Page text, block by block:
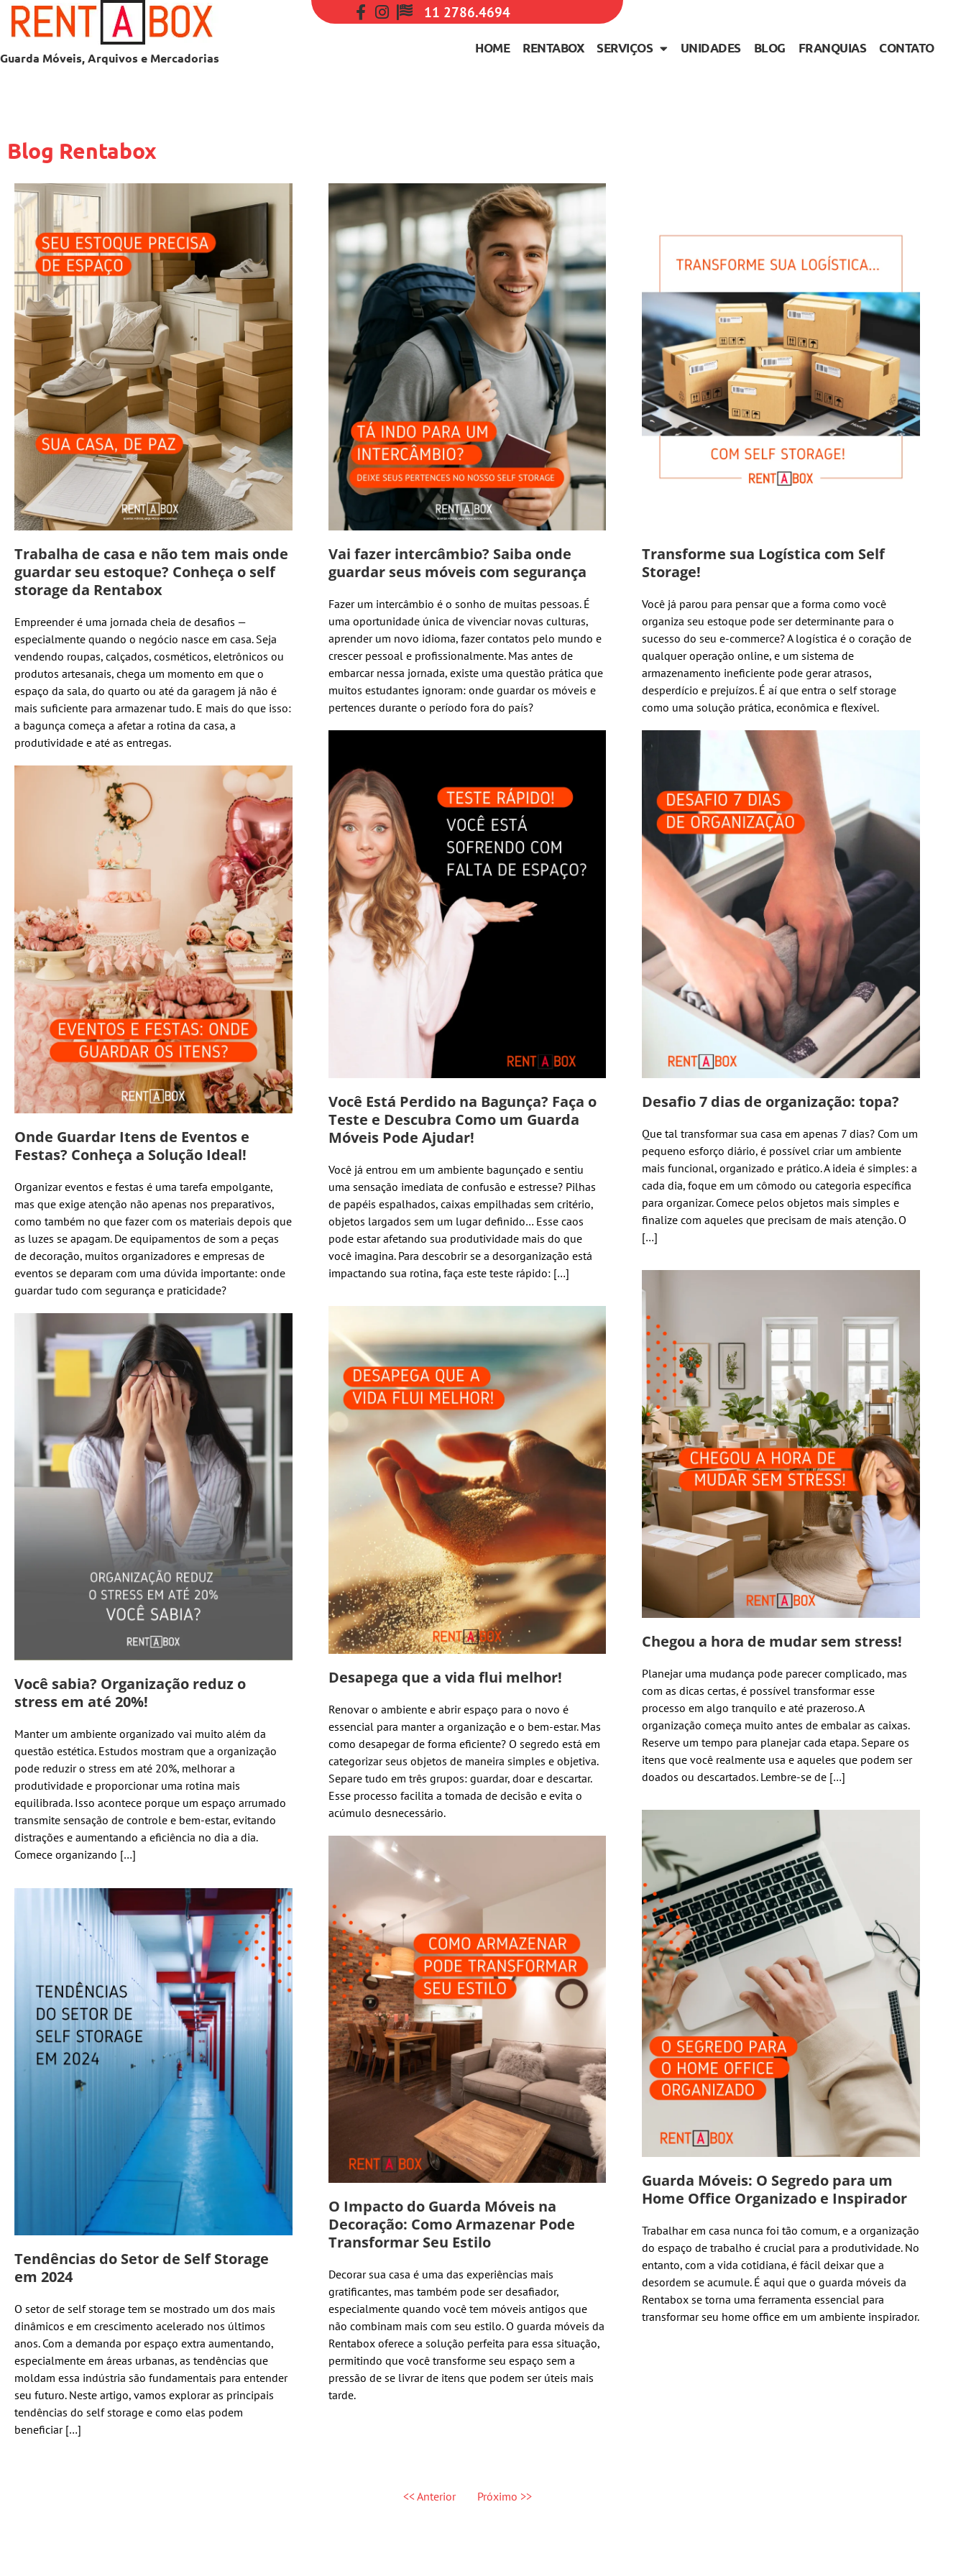
11 2786.4694
Guarda Móveis, Arquivos e Mercadorias
HOME RENTABOX SERVIÇOS UNIDADES BLOG FRANQUIAS CONTATO
Blog Rentabox
Trabalha de casa e não tem mais onde
guardar seu estoque? Conheça o self
storage da Rentabox
Empreender é uma jornada cheia de desafios —
especialmente quando o negócio nasce em casa. Seja
vendendo roupas, calçados, cosméticos, eletrônicos ou
produtos artesanais, chega um momento em que o
espaço da sala, do quarto ou até da garagem já não é
mais suficiente para armazenar tudo. E mais do que isso:
a bagunça começa a afetar a rotina da casa, a
produtividade e até as entregas.
Vai fazer intercâmbio? Saiba onde
guardar seus móveis com segurança
Fazer um intercâmbio é o sonho de muitas pessoas. É
uma oportunidade única de vivenciar novas culturas,
aprender um novo idioma, fazer contatos pelo mundo e
crescer pessoal e profissionalmente. Mas antes de
embarcar nessa jornada, existe uma questão prática que
muitos estudantes ignoram: onde guardar os móveis e
pertences durante o período fora do país?
Transforme sua Logística com Self
Storage!
Você já parou para pensar que a forma como você
organiza seu estoque pode ser determinante para o
sucesso do seu e-commerce? A logística é o coração de
qualquer operação online, e um sistema de
armazenamento ineficiente pode gerar atrasos,
desperdício e prejuízos. É aí que entra o self storage
como uma solução prática, econômica e flexível.
Onde Guardar Itens de Eventos e
Festas? Conheça a Solução Ideal!
Organizar eventos e festas é uma tarefa empolgante,
mas que exige atenção não apenas nos preparativos,
como também no que fazer com os materiais depois que
as luzes se apagam. De equipamentos de som a peças
de decoração, muitos organizadores e empresas de
eventos se deparam com uma dúvida importante: onde
guardar tudo com segurança e praticidade?
Você Está Perdido na Bagunça? Faça o
Teste e Descubra Como um Guarda
Móveis Pode Ajudar!
Você já entrou em um ambiente bagunçado e sentiu
uma sensação imediata de confusão e estresse? Pilhas
de papéis espalhados, caixas empilhadas sem critério,
objetos largados sem um lugar definido… Esse caos
pode estar afetando sua produtividade mais do que
você imagina. Para descobrir se a desorganização está
impactando sua rotina, faça este teste rápido: […]
Desafio 7 dias de organização: topa?
Que tal transformar sua casa em apenas 7 dias? Com um
pequeno esforço diário, é possível criar um ambiente
mais funcional, organizado e prático. A ideia é simples: a
cada dia, foque em um cômodo ou categoria específica
para organizar. Comece pelos objetos mais simples e
finalize com aqueles que precisam de mais atenção. O
[…]
Você sabia? Organização reduz o
stress em até 20%!
Manter um ambiente organizado vai muito além da
questão estética. Estudos mostram que a organização
pode reduzir o stress em até 20%, melhorar a
produtividade e proporcionar uma rotina mais
equilibrada. Isso acontece porque um espaço arrumado
transmite sensação de controle e bem-estar, evitando
distrações e aumentando a eficiência no dia a dia.
Comece organizando […]
Desapega que a vida flui melhor!
Renovar o ambiente e abrir espaço para o novo é
essencial para manter a organização e o bem-estar. Mas
como desapegar de forma eficiente? O segredo está em
categorizar seus objetos de maneira simples e objetiva.
Separe tudo em três grupos: guardar, doar e descartar.
Esse processo facilita a tomada de decisão e evita o
acúmulo desnecessário.
Chegou a hora de mudar sem stress!
Planejar uma mudança pode parecer complicado, mas
com as dicas certas, é possível transformar esse
processo em algo tranquilo e até prazeroso. A
organização começa muito antes de embalar as caixas.
Reserve um tempo para planejar cada etapa. Separe os
itens que você realmente usa e aqueles que podem ser
doados ou descartados. Lembre-se de […]
Tendências do Setor de Self Storage
em 2024
O setor de self storage tem se mostrado um dos mais
dinâmicos e em crescimento acelerado nos últimos
anos. Com a demanda por espaço extra aumentando,
especialmente em áreas urbanas, as tendências que
moldam essa indústria são fundamentais para entender
seu futuro. Neste artigo, vamos explorar as principais
tendências do self storage e como elas podem
beneficiar […]
O Impacto do Guarda Móveis na
Decoração: Como Armazenar Pode
Transformar Seu Estilo
Decorar sua casa é uma das experiências mais
gratificantes, mas também pode ser desafiador,
especialmente quando você tem móveis antigos que
não combinam mais com seu estilo. O guarda móveis da
Rentabox oferece a solução perfeita para essa situação,
permitindo que você transforme seu espaço sem a
pressão de se livrar de itens que podem ser úteis mais
tarde.
Guarda Móveis: O Segredo para um
Home Office Organizado e Inspirador
Trabalhar em casa nunca foi tão comum, e a organização
do espaço de trabalho é crucial para a produtividade. No
entanto, com a vida cotidiana, é fácil deixar que a
desordem se acumule. É aqui que o guarda móveis da
Rentabox se torna uma ferramenta essencial para
transformar seu home office em um ambiente inspirador.
<< Anterior Próximo >>